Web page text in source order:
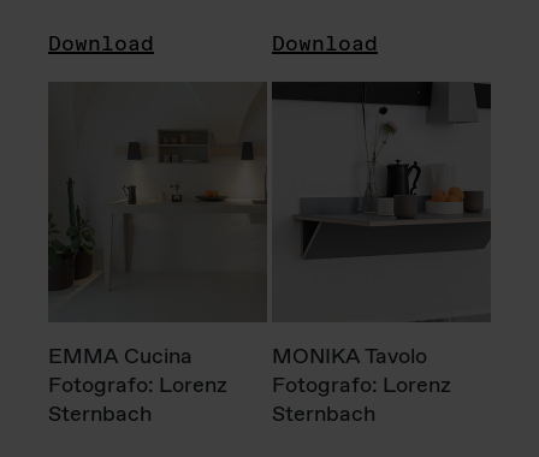
Download Download
EMMA Cucina
Fotografo: Lorenz
Sternbach
MONIKA Tavolo
Fotografo: Lorenz
Sternbach